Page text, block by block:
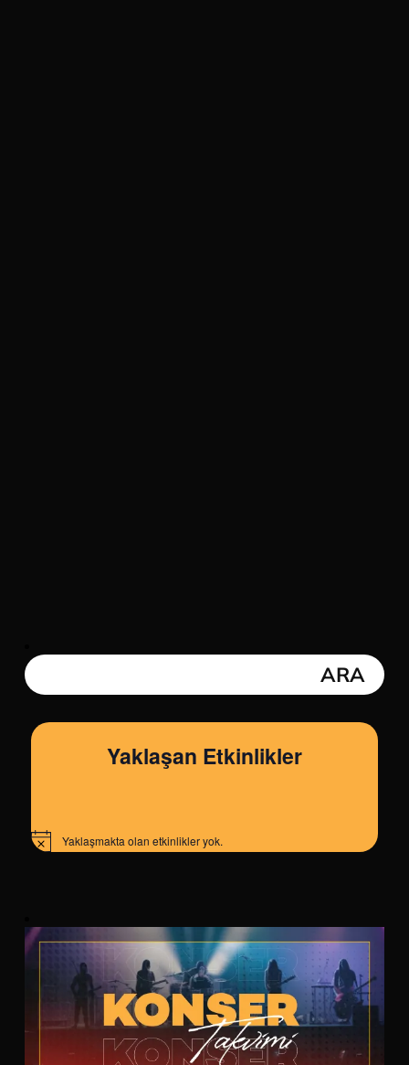
Yaklaşan Etkinlikler
Notice Yaklaşmakta olan etkinlikler yok.